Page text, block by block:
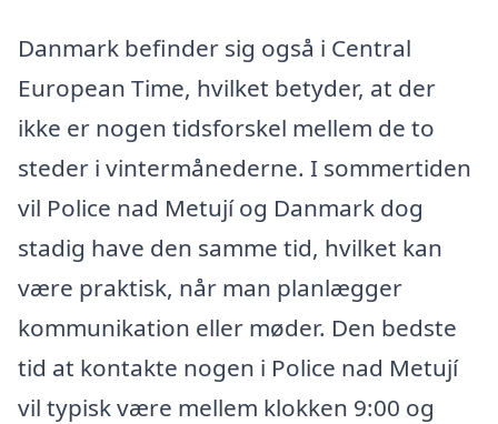
Danmark befinder sig også i Central
European Time, hvilket betyder, at der
ikke er nogen tidsforskel mellem de to
steder i vintermånederne. I sommertiden
vil Police nad Metují og Danmark dog
stadig have den samme tid, hvilket kan
være praktisk, når man planlægger
kommunikation eller møder. Den bedste
tid at kontakte nogen i Police nad Metují
vil typisk være mellem klokken 9:00 og